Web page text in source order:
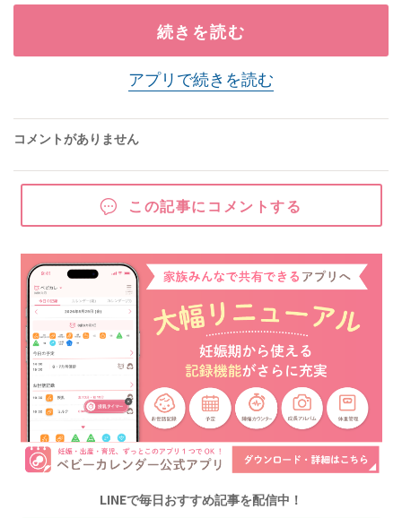
続きを読む
アプリで続きを読む
コメントがありません
この記事にコメントする
LINEで毎日おすすめ記事を配信中！